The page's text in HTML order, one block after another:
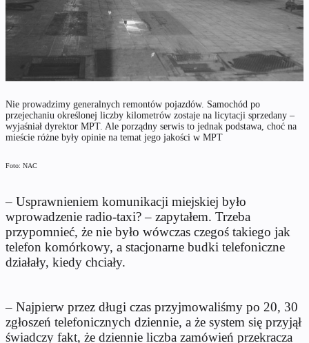
Nie prowadzimy generalnych remontów pojazdów. Samochód po
przejechaniu określonej liczby kilometrów zostaje na licytacji sprzedany –
wyjaśniał dyrektor MPT. Ale porządny serwis to jednak podstawa, choć na
mieście różne były opinie na temat jego jakości w MPT
Foto: NAC
– Usprawnieniem komunikacji miejskiej było
wprowadzenie radio-taxi? – zapytałem. Trzeba
przypomnieć, że nie było wówczas czegoś takiego jak
telefon komórkowy, a stacjonarne budki telefoniczne
działały, kiedy chciały.
– Najpierw przez długi czas przyjmowaliśmy po 20, 30
zgłoszeń telefonicznych dziennie, a że system się przyjął
świadczy fakt, że dziennie liczba zamówień przekracza